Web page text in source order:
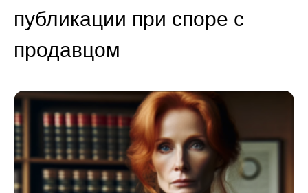
публикации при споре с
продавцом